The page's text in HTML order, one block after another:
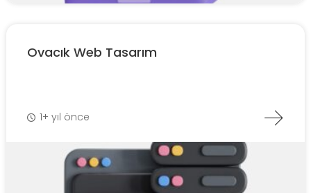
Ovacık Web Tasarım
1+ yıl önce